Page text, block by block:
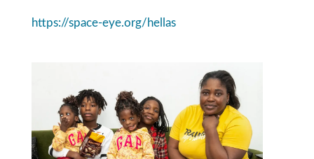
https://space-eye.org/hellas